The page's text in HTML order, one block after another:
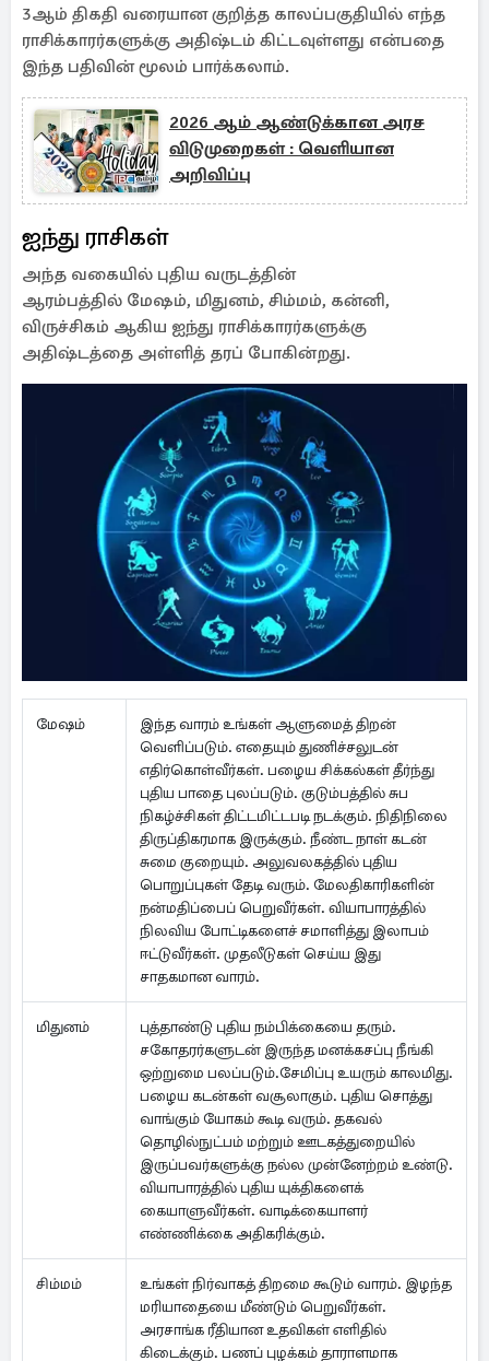
3ஆம் திகதி வரையான குறித்த காலப்பகுதியில் எந்த
ராசிக்காரர்களுக்கு அதிஷ்டம் கிட்டவுள்ளது என்பதை
இந்த பதிவின் மூலம் பார்க்கலாம்.
2026 ஆம் ஆண்டுக்கான அரச
விடுமுறைகள் : வெளியான
அறிவிப்பு
ஐந்து ராசிகள்
அந்த வகையில் புதிய வருடத்தின்
ஆரம்பத்தில் மேஷம், மிதுனம், சிம்மம், கன்னி,
விருச்சிகம் ஆகிய ஐந்து ராசிக்காரர்களுக்கு
அதிஷ்டத்தை அள்ளித் தரப் போகின்றது.
மேஷம்
இந்த வாரம் உங்கள் ஆளுமைத் திறன்
வெளிப்படும். எதையும் துணிச்சலுடன்
எதிர்கொள்வீர்கள். பழைய சிக்கல்கள் தீர்ந்து
புதிய பாதை புலப்படும். குடும்பத்தில் சுப
நிகழ்ச்சிகள் திட்டமிட்டபடி நடக்கும். நிதிநிலை
திருப்திகரமாக இருக்கும். நீண்ட நாள் கடன்
சுமை குறையும். அலுவலகத்தில் புதிய
பொறுப்புகள் தேடி வரும். மேலதிகாரிகளின்
நன்மதிப்பைப் பெறுவீர்கள். வியாபாரத்தில்
நிலவிய போட்டிகளைச் சமாளித்து இலாபம்
ஈட்டுவீர்கள். முதலீடுகள் செய்ய இது
சாதகமான வாரம்.
மிதுனம்
புத்தாண்டு புதிய நம்பிக்கையை தரும்.
சகோதரர்களுடன் இருந்த மனக்கசப்பு நீங்கி
ஒற்றுமை பலப்படும்.சேமிப்பு உயரும் காலமிது.
பழைய கடன்கள் வசூலாகும். புதிய சொத்து
வாங்கும் யோகம் கூடி வரும். தகவல்
தொழில்நுட்பம் மற்றும் ஊடகத்துறையில்
இருப்பவர்களுக்கு நல்ல முன்னேற்றம் உண்டு.
வியாபாரத்தில் புதிய யுக்திகளைக்
கையாளுவீர்கள். வாடிக்கையாளர்
எண்ணிக்கை அதிகரிக்கும்.
சிம்மம்
உங்கள் நிர்வாகத் திறமை கூடும் வாரம். இழந்த
மரியாதையை மீண்டும் பெறுவீர்கள்.
அரசாங்க ரீதியான உதவிகள் எளிதில்
கிடைக்கும். பணப் புழக்கம் தாராளமாக